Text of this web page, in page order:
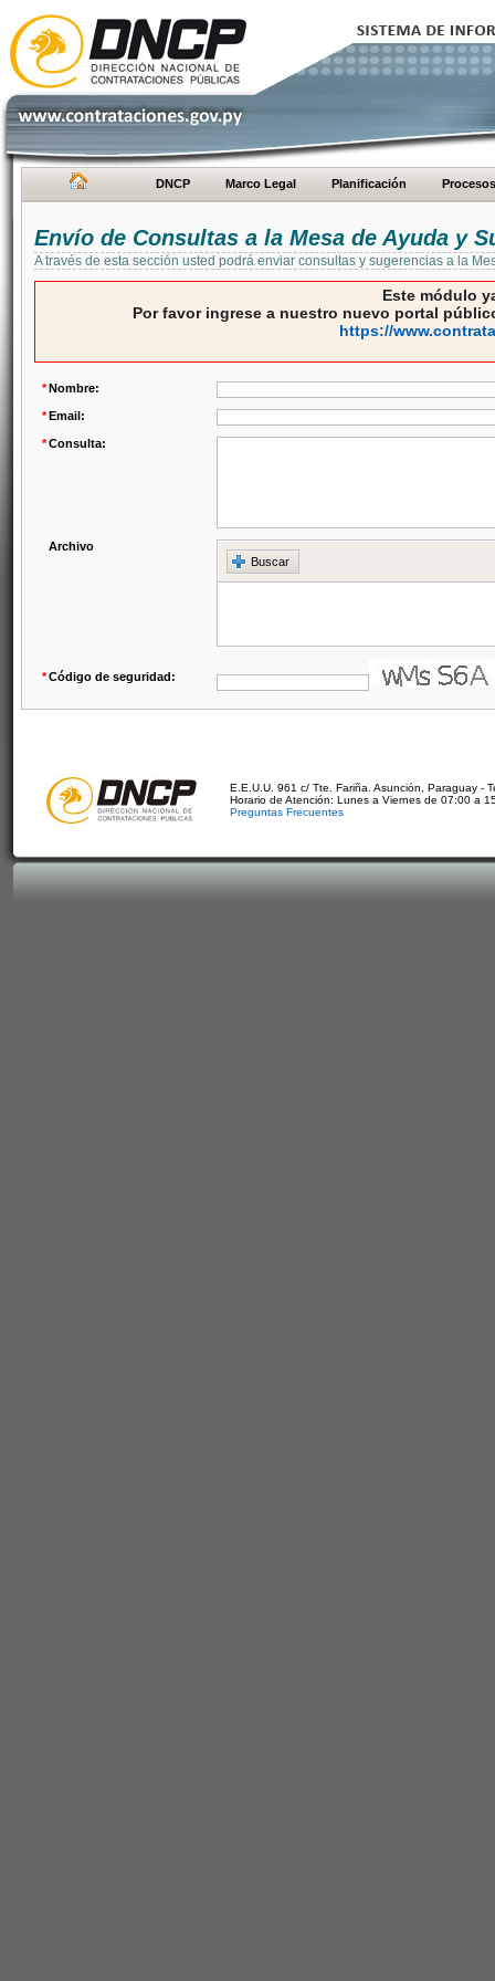
DNCP Marco Legal Planificación Procesos
Envío de Consultas a la Mesa de Ayuda y
A través de esta sección usted podrá enviar consultas y sugerencias a la
Este módulo
Por favor ingrese a nuestro nuevo portal
https://
*Nombre:
*Email:
*Consulta:
Archivo
Buscar
*Código de seguridad:
E.E.U.U. 961 c/ Tte. Fariña. Asunción, Paraguay -
Horario de Atención: Lunes a Viernes de 07:00 a
Preguntas Frecuentes